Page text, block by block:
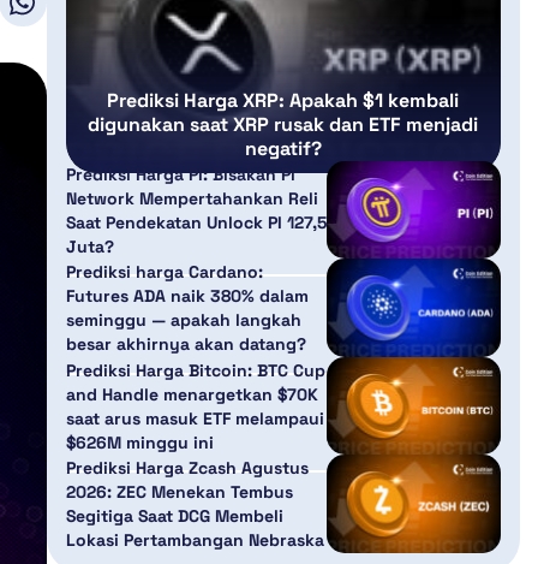
Prediksi Harga XRP: Apakah $1 kembali
digunakan saat XRP rusak dan ETF menjadi
negatif?
Prediksi Harga PI: Bisakah Pi
Network Mempertahankan Reli
Saat Pendekatan Unlock PI 127,5
Juta?
Prediksi harga Cardano:
Futures ADA naik 380% dalam
seminggu — apakah langkah
besar akhirnya akan datang?
Prediksi Harga Bitcoin: BTC Cup
and Handle menargetkan $70K
saat arus masuk ETF melampaui
$626M minggu ini
Prediksi Harga Zcash Agustus
2026: ZEC Menekan Tembus
Segitiga Saat DCG Membeli
Lokasi Pertambangan Nebraska